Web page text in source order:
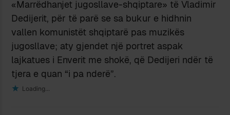
«Marrëdhanjet jugosllave-shqiptare» të Vladimir
Dedijerit, për të parë se sa bukur e hidhnin
vallen komunistët shqiptarë pas muzikës
jugosllave; aty gjendet një portret aspak
lajkatues i Enverit me shokë, që Dedijeri ndër të
tjera e quan “i pa nderë”.
Loading...